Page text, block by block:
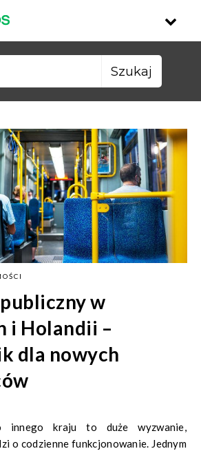
w
i Holandii –
dla nowych
innego kraju to duże wyzwanie,
o codzienne funkcjonowanie. Jednym